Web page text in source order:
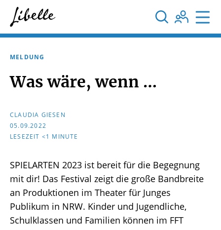
  
MELDUNG
Was wäre, wenn …
SPIELARTEN 2023 ist bereit für die Begegnung
mit dir! Das Festival zeigt die große Bandbreite
an Produktionen im Theater für Junges
Publikum in NRW. Kinder und Jugendliche,
Schulklassen und Familien können im FFT
CLAUDIA GIESEN
05.09.2022
LESEZEIT <1 MINUTE